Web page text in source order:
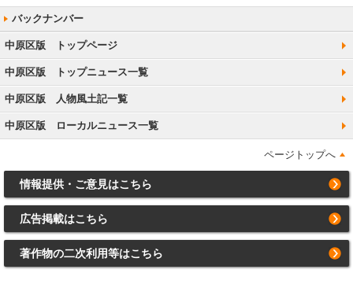
中原区版 トップページ
中原区版 トップニュース一覧
中原区版 人物風土記一覧
中原区版 ローカルニュース一覧
ページトップへ
情報提供・ご意見はこちら
広告掲載はこちら
著作物の二次利用等はこちら